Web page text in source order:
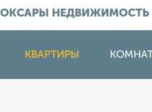
НЕДВИЖИМОСТЬ
КВАРТИРЫ